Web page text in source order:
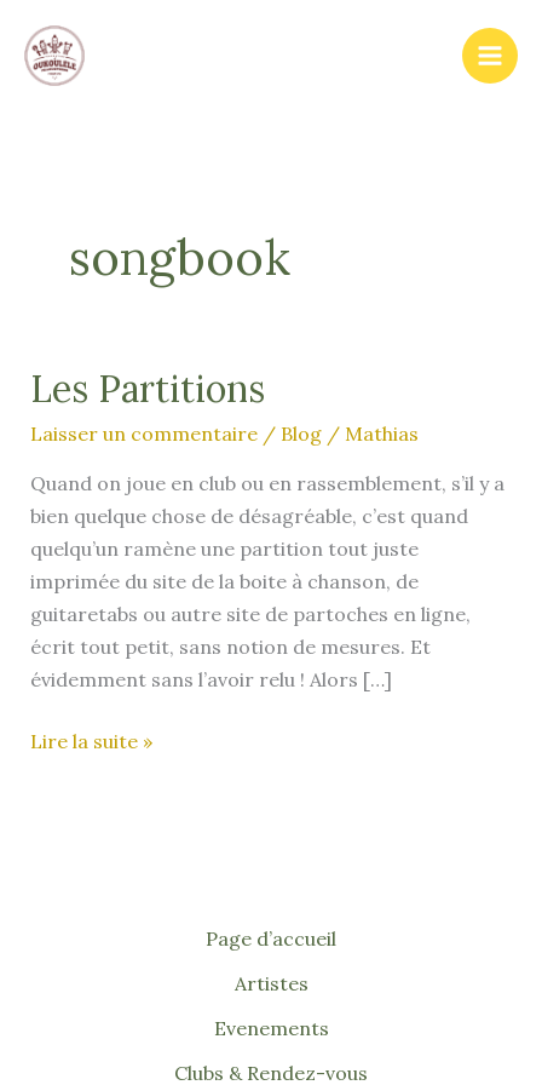
contenu
songbook
Les Partitions
Laisser un commentaire / Blog/ Mathias
Quand on joue en club ou en rassemblement, s’il y a
bien quelque chose de désagréable, c’est quand
quelqu’un ramène une partition tout juste
imprimée du site de la boite à chanson, de
guitaretabs ou autre site de partoches en ligne,
écrit tout petit, sans notion de mesures. Et
évidemment sans l’avoir relu ! Alors […]
Les
Lire la suite »
Page d’accueil
Artistes
Evenements
Clubs & Rendez-vous